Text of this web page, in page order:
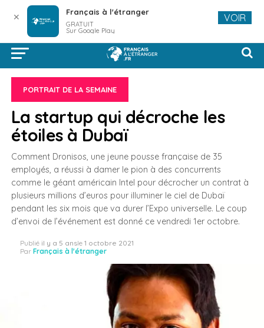
PORTRAIT DE LA SEMAINE
La startup qui décroche les
étoiles à Dubaï
Comment Dronisos, une jeune pousse française de 35
employés, a réussi à damer le pion à des concurrents
comme le géant américain Intel pour décrocher un contrat à
plusieurs millions d’euros pour illuminer le ciel de Dubaï
pendant les six mois que va durer l’Expo universelle. Le coup
d’envoi de l’événement est donné ce vendredi 1er octobre.
Publié il y a 5 ansle 1 octobre 2021
Par Français à l'étranger
✕ Français à l'étranger
GRATUIT
Sur Google Play
VOIR